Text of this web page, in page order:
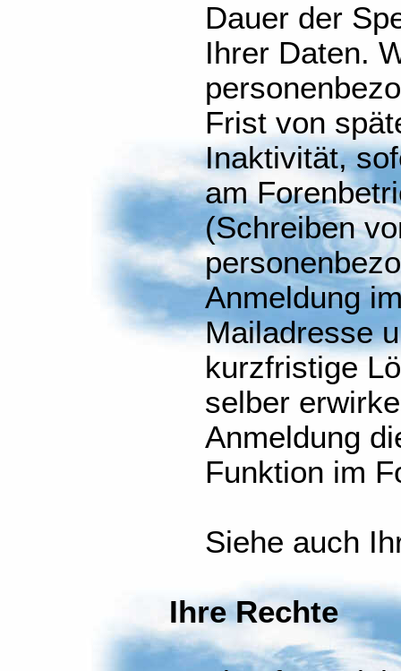
Dauer der
Ihrer Daten.
Frist von
Inaktivität,
am
(Schreiben
Anmeldung
Mailadresse
kurzfristige
selber
Anmeldung
Funktion im
Siehe auch
Ihre Rechte